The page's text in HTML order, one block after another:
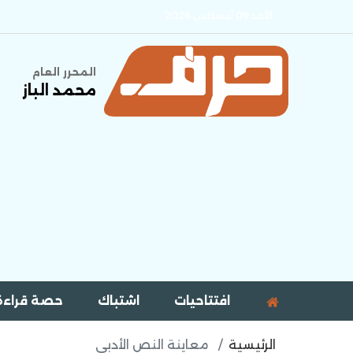
المحرر العام
محمد الباز
افتتاحيات اشتباك حصة
الرئيسية معاينة النص الأدبي